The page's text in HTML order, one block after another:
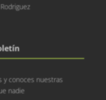
y conoces nuestras
nadie